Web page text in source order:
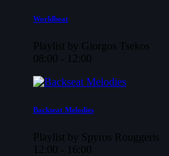
Worldbeat
Playlist by Giorgos Tsekos
08:00 - 12:00
Backseat Melodies
Playlist by Spyros Rouggeris
12:00 - 16:00